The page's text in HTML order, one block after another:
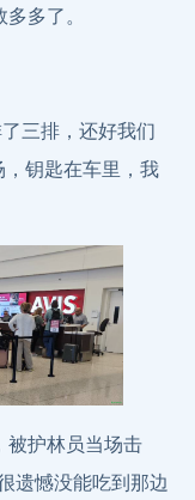
多了。
三排，还好我们
钥匙在车里，我
被护林员当场击
遗憾没能吃到那边